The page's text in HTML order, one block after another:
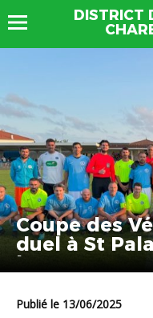
DISTRICT
Coupe des
duel à St
l’emporte
Publié le 13/06/2025